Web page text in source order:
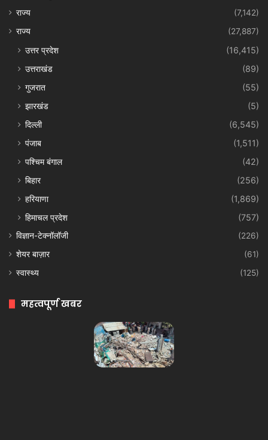
राज्य
(7,142)
राज्य
(27,887)
उत्तर प्रदेश
(16,415)
उत्तराखंड
(89)
गुजरात
(55)
झारखंड
(5)
दिल्ली
(6,545)
पंजाब
(1,511)
पश्चिम बंगाल
(42)
बिहार
(256)
हरियाणा
(1,869)
हिमाचल प्रदेश
(757)
विज्ञान-टेक्नॉलॉजी
(226)
शेयर बाज़ार
(61)
स्वास्थ्य
(125)
महत्वपूर्ण खबर